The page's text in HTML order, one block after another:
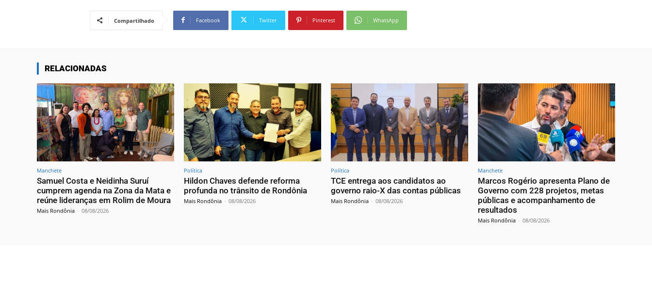
Compartilhado Facebook Twitter Pinterest WhatsApp
RELACIONADAS
Manchete
Samuel Costa e Neidinha Suruí
cumprem agenda na Zona da Mata e
reúne lideranças em Rolim de Moura
Mais Rondônia - 08/08/2026
Política
Hildon Chaves defende reforma
profunda no trânsito de Rondônia
Mais Rondônia - 08/08/2026
Política
TCE entrega aos candidatos ao
governo raio-X das contas públicas
Mais Rondônia - 08/08/2026
Manchete
Marcos Rogério apresenta Plano de
Governo com 228 projetos, metas
públicas e acompanhamento de
resultados
Mais Rondônia - 08/08/2026